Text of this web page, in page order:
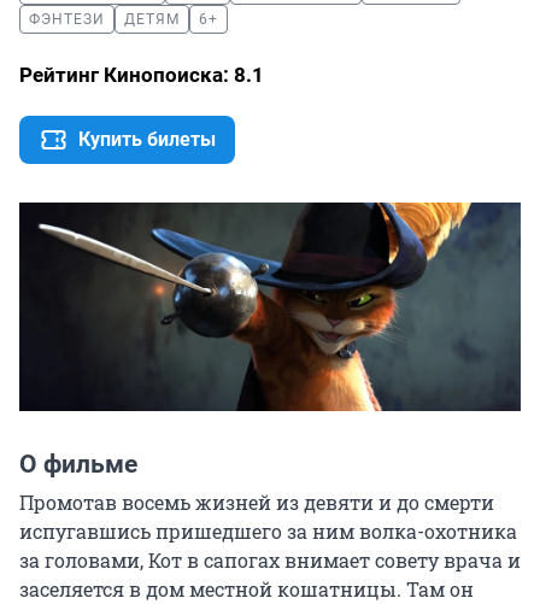
ФЭНТЕЗИ
ДЕТЯМ 6+
Рейтинг Кинопоиска: 8.1
Купить билеты
О фильме
Промотав восемь жизней из девяти и до смерти
испугавшись пришедшего за ним волка-охотника
за головами, Кот в сапогах внимает совету врача и
заселяется в дом местной кошатницы. Там он